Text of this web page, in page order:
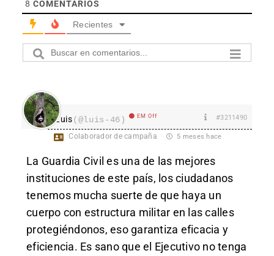
8 COMENTARIOS
Recientes
Luis(@luis-46) EM Off #3211490
Colaborador de campaña 5 meses hace
La Guardia Civil es una de las mejores
instituciones de este país, los ciudadanos
tenemos mucha suerte de que haya un
cuerpo con estructura militar en las calles
protegiéndonos, eso garantiza eficacia y
eficiencia. Es sano que el Ejecutivo no tenga